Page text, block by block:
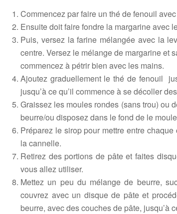
Commencez par faire un thé de fenouil
Ensuite doit faire fondre la margarine avec
Puis, versez la farine mélangée avec la
centre. Versez le mélange de margarine et
commencez à pétrir bien avec les mains.
Ajoutez graduellement le thé de fenouil
jusqu’à ce qu’il commence à se décoller
Graissez les moules rondes (sans trou) ou
beurre/ou disposez dans le fond de le
Préparez le sirop pour mettre entre
la cannelle.
Retirez des portions de pâte et faites
vous allez utiliser.
Mettez un peu du mélange de beurre,
couvrez avec un disque de pâte et
beurre, avec des couches de pâte, jusqu’à